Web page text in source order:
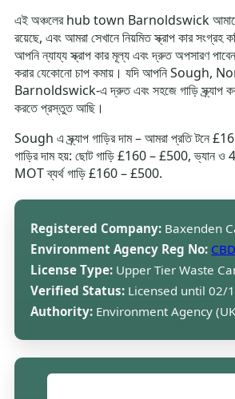
এই অঞ্চলের hub town Barnoldswick আমাদের
রয়েছে, এবং আমরা সেখানে নিয়মিত স্ক্রাপ কার সংগ্রহ
আপনি ন্যায্য স্ক্রাপ কার মূল্য এবং দ্রুত অপসারণ
করার যেকোনো চাপ কমায়। যদি আপনি Sough,
Barnoldswick-এ দ্রুত এবং সহজে গাড়ি স্ক্র্যাপ
করতে প্রস্তুত আছি।
Sough এ স্ক্র্যাপ গাড়ির দাম – আমরা প্রতি টনে
গাড়ির দাম হয়: ছোট গাড়ি £160 – £500, ভ্যান
MOT ব্যর্থ গাড়ি £160 – £500.
Registered Company: Baxenden
Environment Agency Reg No:
License Type: Upper Tier Waste
Verified Status: Licensed until 02/
Authority: Environment Agency